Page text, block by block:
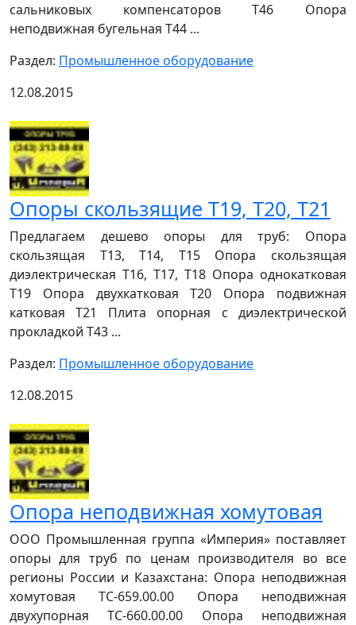
сальниковых компенсаторов Т46 Опора
неподвижная бугельная Т44 ...
Раздел: Промышленное оборудование
12.08.2015
Опоры скользящие Т19, Т20, Т21
Предлагаем дешево опоры для труб: Опора
скользящая Т13, Т14, Т15 Опора скользящая
диэлектрическая Т16, Т17, Т18 Опора однокатковая
Т19 Опора двухкатковая Т20 Опора подвижная
катковая Т21 Плита опорная с диэлектрической
прокладкой Т43 ...
Раздел: Промышленное оборудование
12.08.2015
Опора неподвижная хомутовая
ООО Промышленная группа «Империя» поставляет
опоры для труб по ценам производителя во все
регионы России и Казахстана: Опора неподвижная
хомутовая ТС-659.00.00 Опора неподвижная
двухупорная ТС-660.00.00 Опора неподвижная